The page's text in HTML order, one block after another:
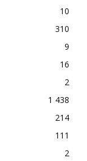
10
310
9
16
2
1 438
214
111
2